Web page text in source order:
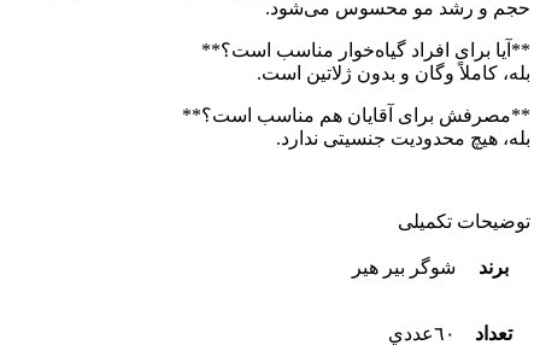
حجم و رشد مو محسوس می‌شود.
**آیا برای افراد گیاه‌خوار مناسب است؟**
بله، کاملاً وگان و بدون ژلاتین است.
**مصرفش برای آقایان هم مناسب است؟**
بله، هیچ محدودیت جنسیتی ندارد.
توضیحات تکمیلی
برند شوگر بير هير
تعداد ٦٠عددي